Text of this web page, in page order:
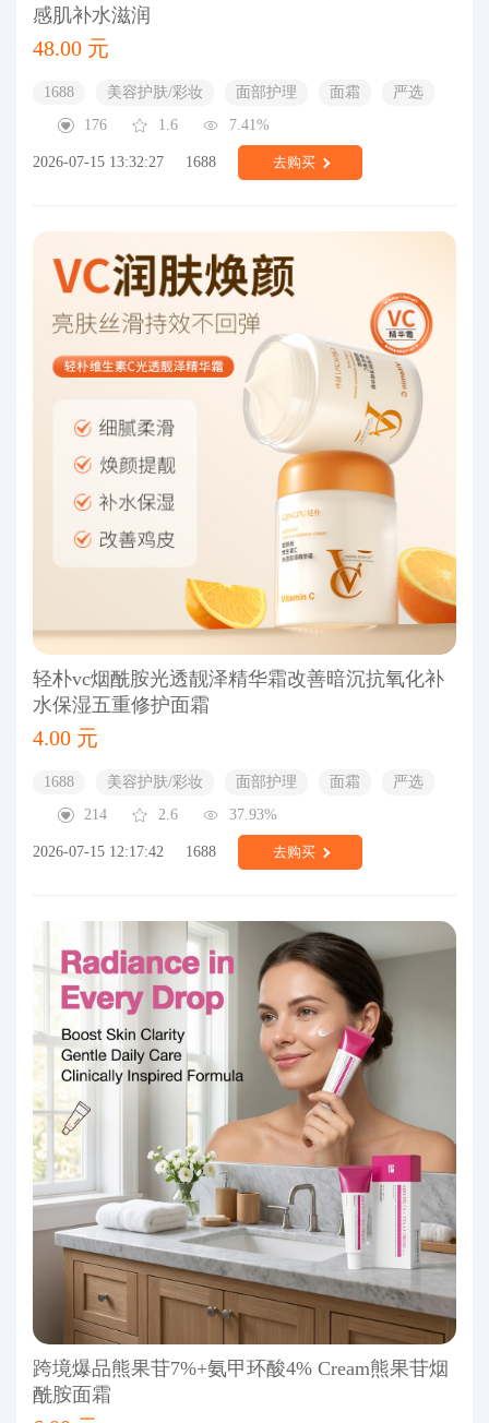
感肌补水滋润
48.00 元
1688 美容护肤/彩妆 面部护理 面霜
严选
176
1.6 7.41%
2026-07-15 13:32:27 1688 去购买
轻朴vc烟酰胺光透靓泽精华霜改善暗沉抗氧化补
水保湿五重修护面霜
4.00 元
1688 美容护肤/彩妆 面部护理 面霜
严选
214
2.6 37.93%
2026-07-15 12:17:42 1688 去购买
跨境爆品熊果苷7%+氨甲环酸4% Cream熊果苷烟
酰胺面霜